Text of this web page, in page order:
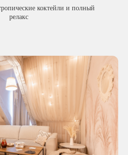
коктейли и полный
релакс
ярче?